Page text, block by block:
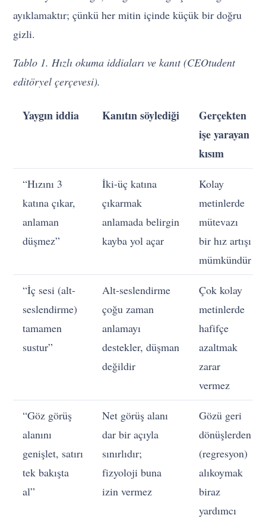
ayıklamaktır; çünkü her mitin içinde küçük bir doğru
gizli.
Tablo 1. Hızlı okuma iddiaları ve kanıt (CEOtudent
editöryel çerçevesi).
Yaygın iddia Kanıtın söylediği
Gerçekten
işe yarayan
kısım
“Hızını 3
katına çıkar,
anlaman
düşmez”
İki-üç katına
çıkarmak
anlamada belirgin
kayba yol açar
Kolay
metinlerde
mütevazı
bir hız artışı
mümkündür
“İç sesi (alt-
seslendirme)
tamamen
sustur”
Alt-seslendirme
çoğu zaman
anlamayı
destekler, düşman
değildir
Çok kolay
metinlerde
hafifçe
azaltmak
zarar
vermez
“Göz görüş
alanını
genişlet, satırı
tek bakışta
al”
Net görüş alanı
dar bir açıyla
sınırlıdır;
fizyoloji buna
izin vermez
Gözü geri
dönüşlerden
(regresyon)
alıkoymak
biraz
yardımcı